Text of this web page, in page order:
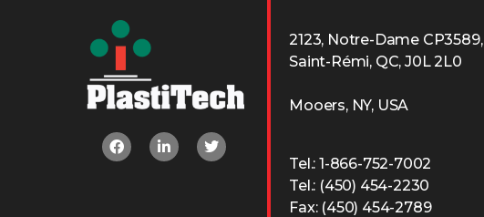
2123, Notre-Dame CP3589,
Saint-Rémi, QC, J0L 2L0
Mooers, NY, USA
Tel.: 1-866-752-7002
Tel.: (450) 454-2230
Fax: (450) 454-2789